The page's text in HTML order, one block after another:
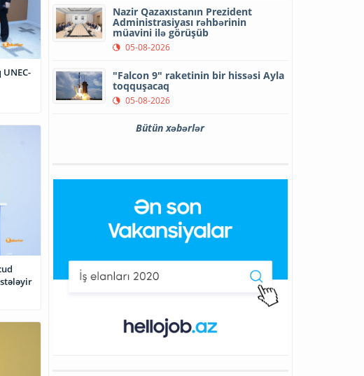
Nazir Qazaxıstanın Prezident
Administrasiyası rəhbərinin
müavini ilə görüşüb
05-08-2026
"Falcon 9" raketinin bir hissəsi Ayla
toqquşacaq
05-08-2026
Bütün xəbərlər